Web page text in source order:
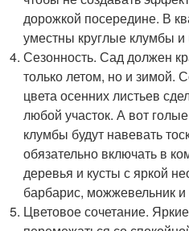
дорожкой посередине. В
уместны круглые клумбы и
Сезонность. Сад должен
только летом, но и зимой.
цвета осенних листьев
любой участок. А вот
клумбы будут навевать
обязательно включать в
деревья и кусты с яркой
барбарис, можжевельник
Цветовое сочетание.